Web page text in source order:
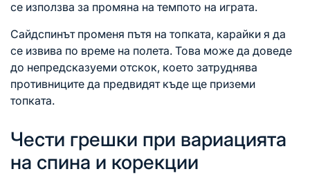
се използва за промяна на темпото на играта.
Сайдспинът променя пътя на топката, карайки я да
се извива по време на полета. Това може да доведе
до непредсказуеми отскок, което затруднява
противниците да предвидят къде ще приземи
топката.
Чести грешки при вариацията
на спина и корекции